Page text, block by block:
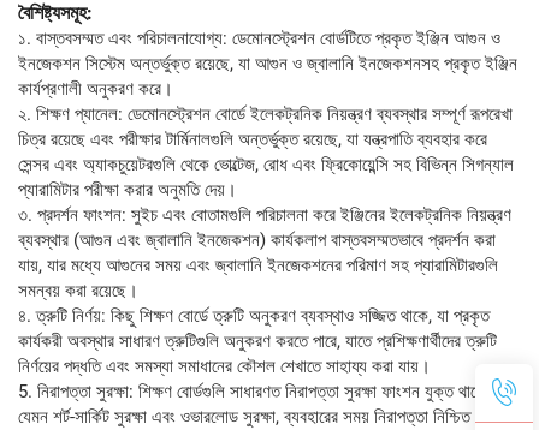
বৈশিষ্ট্যসমূহ:
১. বাস্তবসম্মত এবং পরিচালনাযোগ্য: ডেমোনস্ট্রেশন বোর্ডটিতে প্রকৃত ইঞ্জিন আগুন ও
ইনজেকশন সিস্টেম অন্তর্ভুক্ত রয়েছে, যা আগুন ও জ্বালানি ইনজেকশনসহ প্রকৃত ইঞ্জিন
কার্যপ্রণালী অনুকরণ করে।
২. শিক্ষণ প্যানেল: ডেমোনস্ট্রেশন বোর্ডে ইলেকট্রনিক নিয়ন্ত্রণ ব্যবস্থার সম্পূর্ণ রূপরেখা
চিত্র রয়েছে এবং পরীক্ষার টার্মিনালগুলি অন্তর্ভুক্ত রয়েছে, যা যন্ত্রপাতি ব্যবহার করে
সেন্সর এবং অ্যাকচুয়েটরগুলি থেকে ভোল্টেজ, রোধ এবং ফ্রিকোয়েন্সি সহ বিভিন্ন সিগন্যাল
প্যারামিটার পরীক্ষা করার অনুমতি দেয়।
৩. প্রদর্শন ফাংশন: সুইচ এবং বোতামগুলি পরিচালনা করে ইঞ্জিনের ইলেকট্রনিক নিয়ন্ত্রণ
ব্যবস্থার (আগুন এবং জ্বালানি ইনজেকশন) কার্যকলাপ বাস্তবসম্মতভাবে প্রদর্শন করা
যায়, যার মধ্যে আগুনের সময় এবং জ্বালানি ইনজেকশনের পরিমাণ সহ প্যারামিটারগুলি
সমন্বয় করা রয়েছে।
৪. ত্রুটি নির্ণয়: কিছু শিক্ষণ বোর্ডে ত্রুটি অনুকরণ ব্যবস্থাও সজ্জিত থাকে, যা প্রকৃত
কার্যকরী অবস্থার সাধারণ ত্রুটিগুলি অনুকরণ করতে পারে, যাতে প্রশিক্ষণার্থীদের ত্রুটি
নির্ণয়ের পদ্ধতি এবং সমস্যা সমাধানের কৌশল শেখাতে সাহায্য করা যায়।
5. নিরাপত্তা সুরক্ষা: শিক্ষণ বোর্ডগুলি সাধারণত নিরাপত্তা সুরক্ষা ফাংশন যুক্ত থাকে,
যেমন শর্ট-সার্কিট সুরক্ষা এবং ওভারলোড সুরক্ষা, ব্যবহারের সময় নিরাপত্তা নিশ্চিত করার